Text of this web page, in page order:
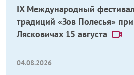
IX Международный
традиций «Зов Полесья»
Лясковичах 15 августа
04.08.2026